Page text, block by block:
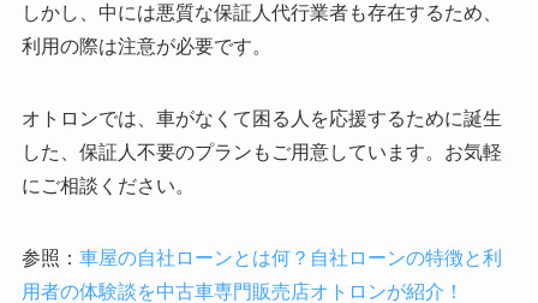
しかし、中には悪質な保証人代行業者も存在するため、
利用の際は注意が必要です。
オトロンでは、車がなくて困る人を応援するために誕生
した、保証人不要のプランもご用意しています。お気軽
にご相談ください。
参照： 車屋の自社ローンとは何？自社ローンの特徴と利
用者の体験談を中古車専門販売店オトロンが紹介！